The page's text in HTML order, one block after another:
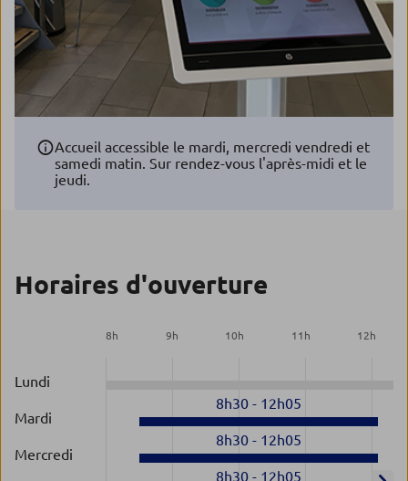
Accueil accessible le mardi, mercredi vendredi et
samedi matin. Sur rendez-vous l'après-midi et le
jeudi.
Horaires d'ouverture
8h 9h 10h 11 h 12h
Lundi
Mardi
8h30- 12h05
Mercredi
8h30- 12h05
8h30- 12h05